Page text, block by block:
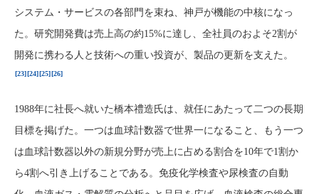
システム・サービスの各部門を束ね、神戸が機能の中核になっ
た。研究開発費は売上高の約15%に達し、全社員のおよそ2割が
開発に携わる人と技術への重い投資が、製品の更新を支えた。
[23][24][25][26]
1988年に社長へ就いた橋本禮造氏は、就任にあたって二つの長期
目標を掲げた。一つは血球計数器で世界一になること、もう一つ
は血球計数器以外の新規分野が売上に占める割合を10年で1割か
ら4割へ引き上げることである。免疫化学検査や尿検査の自動